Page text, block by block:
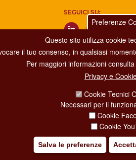
SEGUICI SU:
Dipartimento Grandi
Via di San Basilio, 51
00187 Roma
CREDITS
Preferenze
Questo sito utilizza cookie
il tuo consenso, in qualsiasi
Per maggiori informazioni
Privacy e
Cookie Tecnici
Necessari per il
Cookie
Cookie
Salva le preferenze